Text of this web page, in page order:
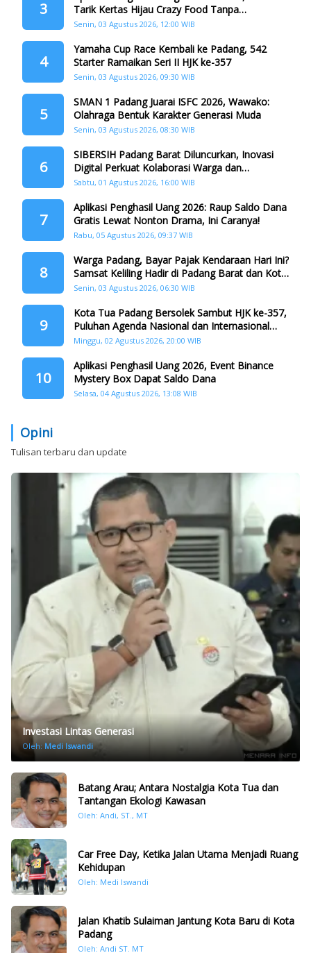
3
Tarik Kertas Hijau Crazy Food Tanpa
Penggandaan
Senin, 03 Agustus 2026, 12:00 WIB
4
Yamaha Cup Race Kembali ke Padang, 542
Starter Ramaikan Seri II HJK ke-357
Senin, 03 Agustus 2026, 09:30 WIB
5
SMAN 1 Padang Juarai ISFC 2026, Wawako:
Olahraga Bentuk Karakter Generasi Muda
Senin, 03 Agustus 2026, 08:30 WIB
6
SIBERSIH Padang Barat Diluncurkan, Inovasi
Digital Perkuat Kolaborasi Warga dan
Pemerintah Atasi Persampahan
Sabtu, 01 Agustus 2026, 16:00 WIB
7
Aplikasi Penghasil Uang 2026: Raup Saldo Dana
Gratis Lewat Nonton Drama, Ini Caranya!
Rabu, 05 Agustus 2026, 09:37 WIB
8
Warga Padang, Bayar Pajak Kendaraan Hari Ini?
Samsat Keliling Hadir di Padang Barat dan Koto
Tangah
Senin, 03 Agustus 2026, 06:30 WIB
9
Kota Tua Padang Bersolek Sambut HJK ke-357,
Puluhan Agenda Nasional dan Internasional
Siap Digelar
Minggu, 02 Agustus 2026, 20:00 WIB
10
Aplikasi Penghasil Uang 2026, Event Binance
Mystery Box Dapat Saldo Dana
Selasa, 04 Agustus 2026, 13:08 WIB
Opini
Tulisan terbaru dan update
Investasi Lintas Generasi
Oleh: Medi Iswandi
Batang Arau; Antara Nostalgia Kota Tua dan
Tantangan Ekologi Kawasan
Oleh: Andi, ST., MT
Car Free Day, Ketika Jalan Utama Menjadi Ruang
Kehidupan
Oleh: Medi Iswandi
Jalan Khatib Sulaiman Jantung Kota Baru di Kota
Padang
Oleh: Andi ST. MT